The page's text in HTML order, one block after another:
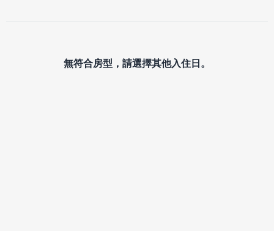
無符合房型，請選擇其他入住日。